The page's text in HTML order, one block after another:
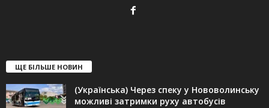
ЩЕ БІЛЬШЕ НОВИН
(Українська) Через спеку у Нововолинську
можливі затримки руху автобусів